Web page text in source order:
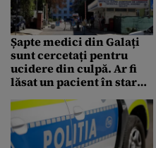
Șapte medici din Galați
sunt cercetați pentru
ucidere din culpă. Ar fi
lăsat un pacient în stare
frig, rezultatul testului
COVID